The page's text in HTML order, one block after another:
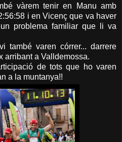
vàrem tenir en Manu amb
i en Vicenç que va haver
problema familiar que li va
també varen córrer... darrere
arribant a Valldemossa.
de tots que ho varen
a la muntanya!!